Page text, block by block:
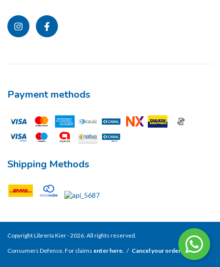
Payment methods
Shipping Methods
Copyright Librería Kier - 2026. All rights reserved.
Consumers Defense. For claims enter here. / Cancel your order